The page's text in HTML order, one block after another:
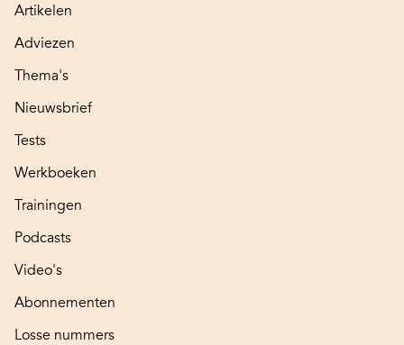
Artikelen
Adviezen
Thema's
Nieuwsbrief
Tests
Werkboeken
Trainingen
Podcasts
Video's
Abonnementen
Losse nummers